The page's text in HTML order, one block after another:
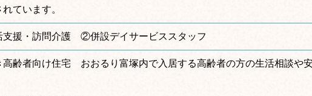
ています。
援・訪問介護 ②併設デイサービススタッフ
齢者向け住宅 おおるり富塚内で入居する高齢者の方の生活相談や